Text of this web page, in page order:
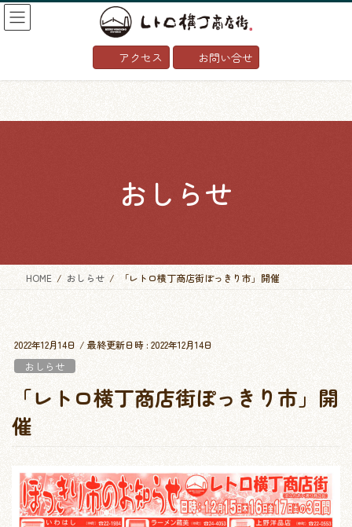
コ
ン
ツ
ス
ナ
ビ
シ
ン
アクセス お問い合せ
おしらせ
HOME おしらせ 「レトロ横丁商店街ぽっきり市」開催
2022年12月14日 / 最終更新日時 : 2022年12月14日
おしらせ
「レトロ横丁商店街ぽっきり市」開
催